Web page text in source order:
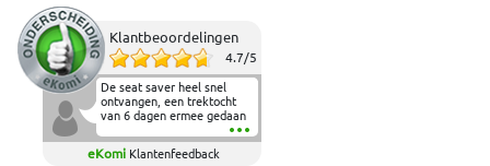
Klantbeoordelingen
4.7/5
De seat saver heel snel
ontvangen, een trektocht
van 6 dagen ermee gedaan
en deze heeft de beproeving
fantastisch doorstaan.
Heerlijk zacht om op te
eKomi Klantenfeedback